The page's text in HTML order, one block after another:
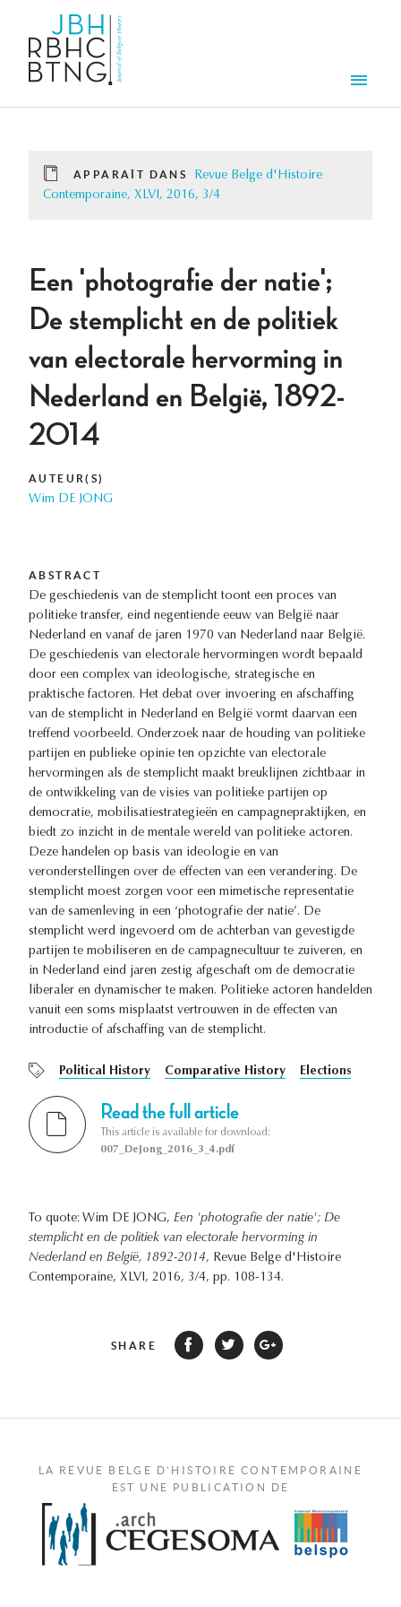
APPARAÎT DANS
Revue Belge d'Histoire
Contemporaine, XLVI, 2016, 3/4
Een 'photografie der natie';
De stemplicht en de politiek
van electorale hervorming in
Nederland en België, 1892-
2014
AUTEUR(S)
Wim DE JONG
ABSTRACT
De geschiedenis van de stemplicht toont een proces van
politieke transfer, eind negentiende eeuw van België naar
Nederland en vanaf de jaren 1970 van Nederland naar België.
De geschiedenis van electorale hervormingen wordt bepaald
door een complex van ideologische, strategische en
praktische factoren. Het debat over invoering en afschaffing
van de stemplicht in Nederland en België vormt daarvan een
treffend voorbeeld. Onderzoek naar de houding van politieke
partijen en publieke opinie ten opzichte van electorale
hervormingen als de stemplicht maakt breuklijnen zichtbaar in
de ontwikkeling van de visies van politieke partijen op
democratie, mobilisatiestrategieën en campagnepraktijken, en
biedt zo inzicht in de mentale wereld van politieke actoren.
Deze handelen op basis van ideologie en van
veronderstellingen over de effecten van een verandering. De
stemplicht moest zorgen voor een mimetische representatie
van de samenleving in een ‘photografie der natie’. De
stemplicht werd ingevoerd om de achterban van gevestigde
partijen te mobiliseren en de campagnecultuur te zuiveren, en
in Nederland eind jaren zestig afgeschaft om de democratie
liberaler en dynamischer te maken. Politieke actoren handelden
vanuit een soms misplaatst vertrouwen in de effecten van
introductie of afschaffing van de stemplicht.
Political History Comparative History Elections
Read the full article
This article is available for download:
007_DeJong_2016_3_4.pdf
To quote: Wim DE JONG, Een 'photografie der natie'; De
stemplicht en de politiek van electorale hervorming in
Nederland en België, 1892-2014, Revue Belge d'Histoire
Contemporaine, XLVI, 2016, 3/4, pp. 108-134.
SHARE
LA REVUE BELGE D'HISTOIRE CONTEMPORAINE
EST UNE PUBLICATION DE